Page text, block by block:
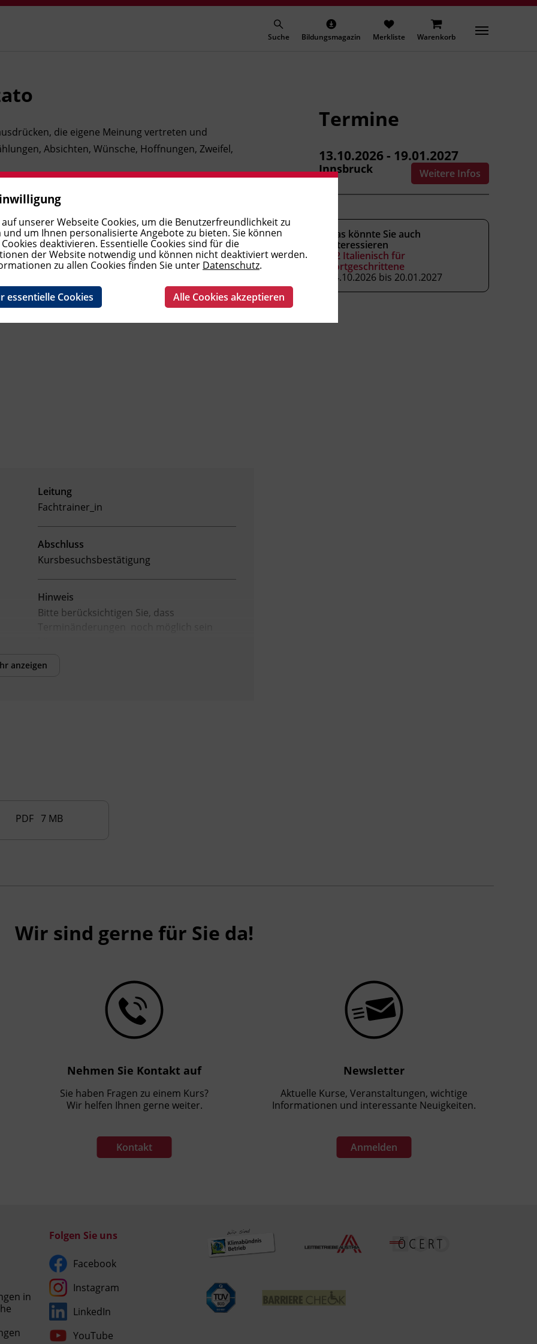
Suche Bildungsmagazin Merkliste Warenkorb
die eigene Meinung vertreten und
Absichten, Wünsche, Hoffnungen, Zweifel,
und Kultur, Essen und die italienische Küche,
Sprache
aller Zeiten, trapassato remoto, frase scissa,
condizionale
und Wünsche der Teilnehmenden
Leitung
Fachtrainer_in
Abschluss
Kursbesuchsbestätigung
Hinweis
Bitte berücksichtigen Sie, dass
Terminänderungen noch möglich sein
anzeigen
PDF 7 MB
Termine
13.10.2026 - 19.01.2027
Innsbruck Weitere Infos
Das könnte Sie auch
interessieren
B2 Italienisch für
Fortgeschrittene
14.10.2026 bis 20.01.2027
Wir sind gerne für Sie da!
Nehmen Sie Kontakt auf
Sie haben Fragen zu einem Kurs?
Wir helfen Ihnen gerne weiter.
Kontakt
Newsletter
Aktuelle Kurse, Veranstaltungen, wichtige
Informationen und interessante Neuigkeiten.
Anmelden
in
Folgen Sie uns
Facebook
Instagram
LinkedIn
YouTube
unserer Webseite Cookies, um die Benutzerfreundlichkeit zu
und um Ihnen personalisierte Angebote zu bieten. Sie können
deaktivieren. Essentielle Cookies sind für die
der Website notwendig und können nicht deaktiviert werden.
zu allen Cookies finden Sie unter Datenschutz.
essentielle Cookies Alle Cookies akzeptieren